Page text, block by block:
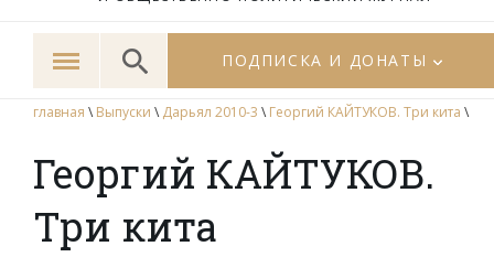
ПОДПИСКА И ДОНАТЫ
главная \ Выпуски \ Дарьял 2010-3 \ Георгий КАЙТУКОВ. Три кита \
Георгий КАЙТУКОВ.
Три кита